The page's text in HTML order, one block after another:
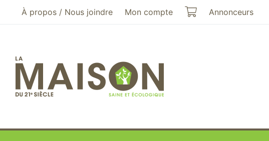
Aller au menu principal
Aller au contenu principal
À propos / Nous joindre Mon compte Mon panier
Annonceurs